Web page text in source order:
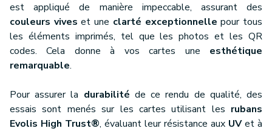
est appliqué de manière impeccable, assurant des
couleurs vives et une clarté exceptionnelle pour tous
les éléments imprimés, tel que les photos et les QR
codes. Cela donne à vos cartes une esthétique
remarquable.
Pour assurer la durabilité de ce rendu de qualité, des
essais sont menés sur les cartes utilisant les rubans
Evolis High Trust®, évaluant leur résistance aux UVet à